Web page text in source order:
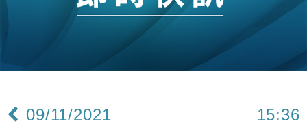
11:40
財經｜黑石傳再籌逾360億美元 支援Anthropic租用
財經｜美商務部擬擴大金屬關稅範圍 14類產品或加徵
17:40
財經｜本港6月零售額連升14個月 珠寶鐘錶銷售升勢
09/11/2021 15:36